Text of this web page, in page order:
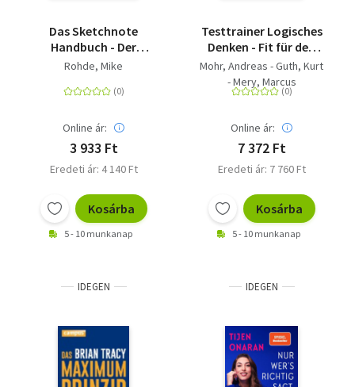
Das Sketchnote
Handbuch - Der
illustrierte Leitfaden
Notizen
Rohde, Mike
Online ár:
3 933 Ft
Eredeti ár: 4 140 Ft
Kosárba
5 - 10 munkanap
Testtrainer Logisches
Denken - Fit für den
Logiktest im
Eignungstest und
Einstellungstest
Mohr, Andreas - Guth, Kurt
- Mery, Marcus
Online ár:
7 372 Ft
Eredeti ár: 7 760 Ft
Kosárba
5 - 10 munkanap
IDEGEN IDEGEN